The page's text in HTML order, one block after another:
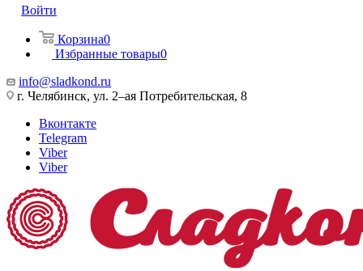
Войти
Корзина0
Избранные товары0
info@sladkond.ru
г. Челябинск, ул. 2–ая Потребительская, 8
Вконтакте
Telegram
Viber
Viber